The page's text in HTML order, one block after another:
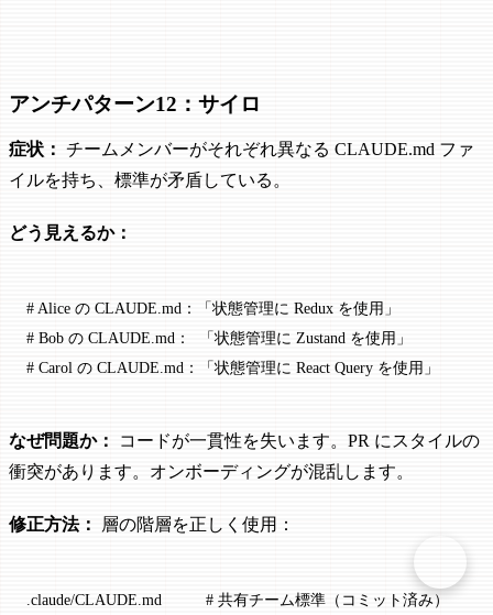
アンチパターン12：サイロ
症状： チームメンバーがそれぞれ異なる CLAUDE.md ファ
イルを持ち、標準が矛盾している。
どう見えるか：
# Alice の CLAUDE.md：「状態管理に Redux を使用」
# Bob の CLAUDE.md：  「状態管理に Zustand を使用」
# Carol の CLAUDE.md：「状態管理に React Query を使用」
なぜ問題か：
コードが一貫性を失います。PR にスタイルの
衝突があります。オンボーディングが混乱します。
修正方法： 層の階層を正しく使用：
.claude/CLAUDE.md          # 共有チーム標準（コミット済み）